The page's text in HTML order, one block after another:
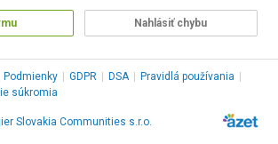
Nahlásiť chybu
Podmienky GDPR DSA Pravidlá používania
súkromia
Slovakia Communities s.r.o.